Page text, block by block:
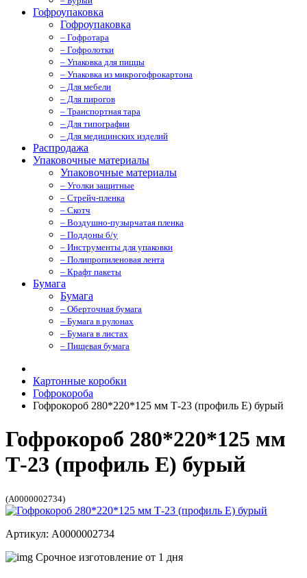
Гофроупаковка
Гофроупаковка
– Гофротара
– Гофролотки
– Упаковка для пиццы
– Упаковка из микрогофрокартона
– Для мебели
– Для пирогов
– Транспортная тара
– Для типографии
– Для медицинских изделий
Распродажа
Упаковочные материалы
Упаковочные материалы
– Уголки защитные
– Стрейч-пленка
– Скотч
– Воздушно-пузырчатая пленка
– Поддоны б/у
– Инструменты для упаковки
– Полипропиленовая лента
– Крафт пакеты
Бумага
Бумага
– Оберточная бумага
– Бумага в рулонах
– Бумага в листах
– Пищевая бумага
Картонные коробки
Гофрокороба
Гофрокороб 280*220*125 мм Т-23 (профиль E) бурый
Гофрокороб 280*220*125 мм
Т-23 (профиль E) бурый
(A0000002734)
Артикул: A0000002734
Срочное изготовление от 1 дня